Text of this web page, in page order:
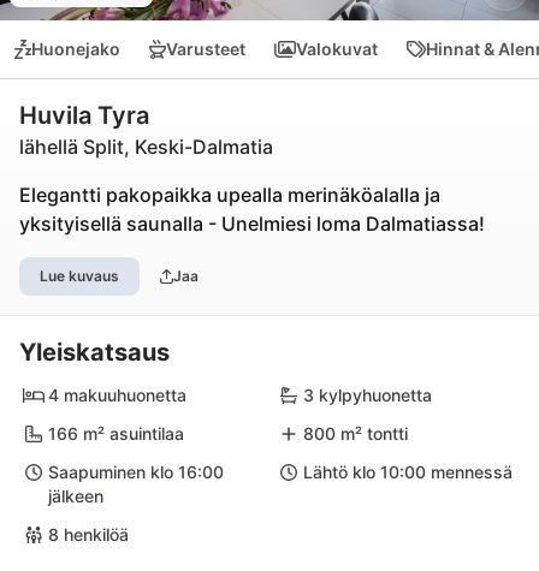
Huonejako Varusteet Valokuvat Hinnat &
Huvila Tyra
lähellä Split, Keski-Dalmatia
Elegantti pakopaikka upealla merinäköalalla ja
yksityisellä saunalla - Unelmiesi loma Dalmatiassa!
Lue kuvaus Jaa
Yleiskatsaus
4 makuuhuonetta
3 kylpyhuonetta
166 m² asuintilaa
800 m² tontti
Saapuminen klo 16:00
jälkeen
Lähtö klo 10:00 mennessä
8 henkilöä